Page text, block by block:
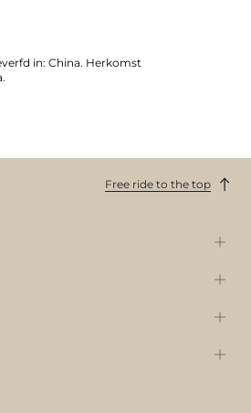
in: China. Herkomst
Free ride to the top